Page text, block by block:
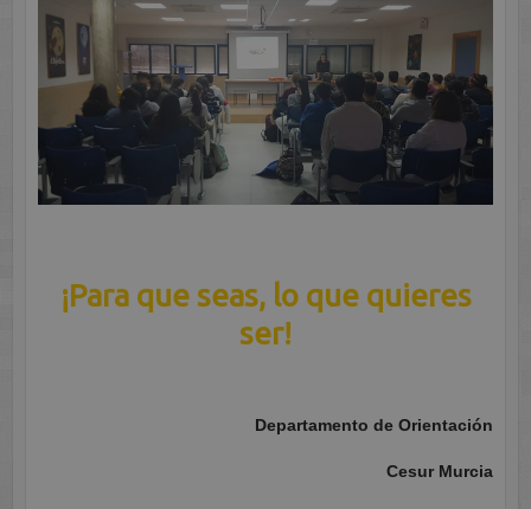
¡Para que seas, lo que quieres
ser!
Departamento de Orientación
Cesur Murcia